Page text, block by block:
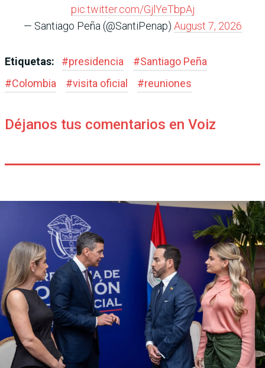
pic.twitter.com/GjlYeTbpAj
— Santiago Peña (@SantiPenap) August 7, 2026
Etiquetas: #presidencia #Santiago Peña
#Colombia #visita oficial #reuniones
Déjanos tus comentarios en Voiz